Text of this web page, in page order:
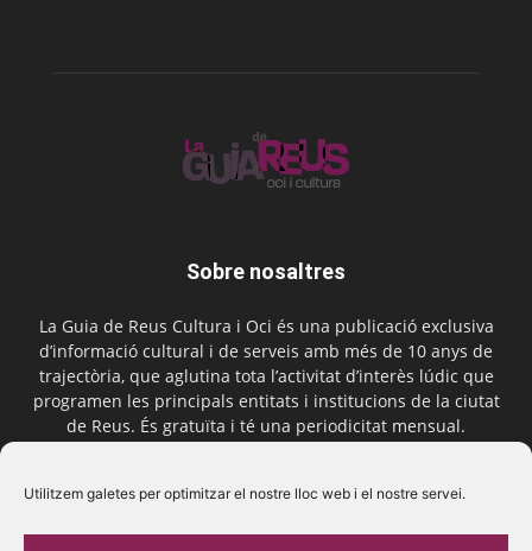
Utilitzem galetes per optimitzar el nostre lloc web i el nostre servei.
Sobre nosaltres
La Guia de Reus Cultura i Oci és una publicació exclusiva
d’informació cultural i de serveis amb més de 10 anys de
trajectòria, que aglutina tota l’activitat d’interès lúdic que
programen les principals entitats i institucions de la ciutat
de Reus. És gratuïta i té una periodicitat mensual.